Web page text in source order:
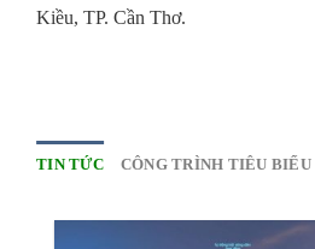
Kiều, TP. Cần Thơ.
TIN TỨC CÔNG TRÌNH TIÊU BIỂU